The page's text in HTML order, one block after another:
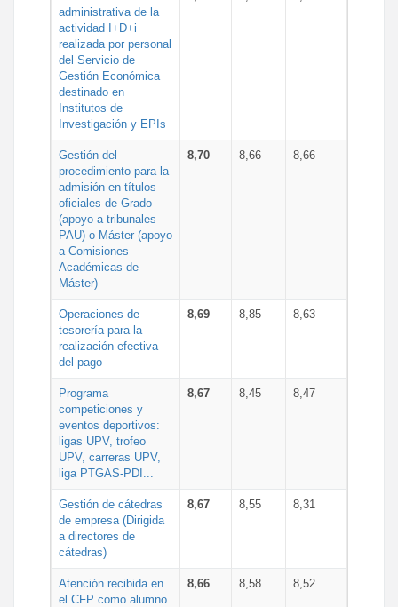
administrativa de la
actividad I+D+i
realizada por personal
del Servicio de
Gestión Económica
destinado en
Institutos de
Investigación y EPIs
Gestión del
procedimiento para la
admisión en títulos
oficiales de Grado
(apoyo a tribunales
PAU) o Máster (apoyo
a Comisiones
Académicas de
Máster)
8,70 8,66 8,66
Operaciones de
tesorería para la
realización efectiva
del pago
8,69 8,85 8,63
Programa
competiciones y
eventos deportivos:
ligas UPV, trofeo
UPV, carreras UPV,
liga PTGAS-PDI...
8,67 8,45 8,47
Gestión de cátedras
de empresa (Dirigida
a directores de
cátedras)
8,67 8,55 8,31
Atención recibida en
el CFP como alumno
8,66 8,58 8,52